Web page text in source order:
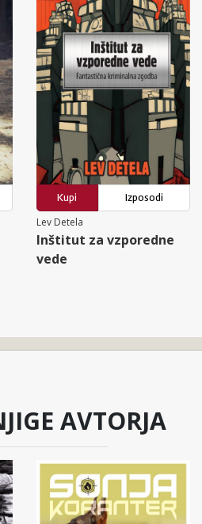
Kupi
Izposodi
Lev Detela
Inštitut za vzporedne
vede
AVTORJA